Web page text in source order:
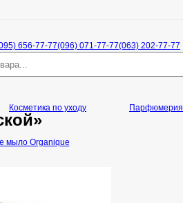
656-77-77(096) 071-77-77(063) 202-77-77
мыло Organique
Косметика по уходу Парфюмерия